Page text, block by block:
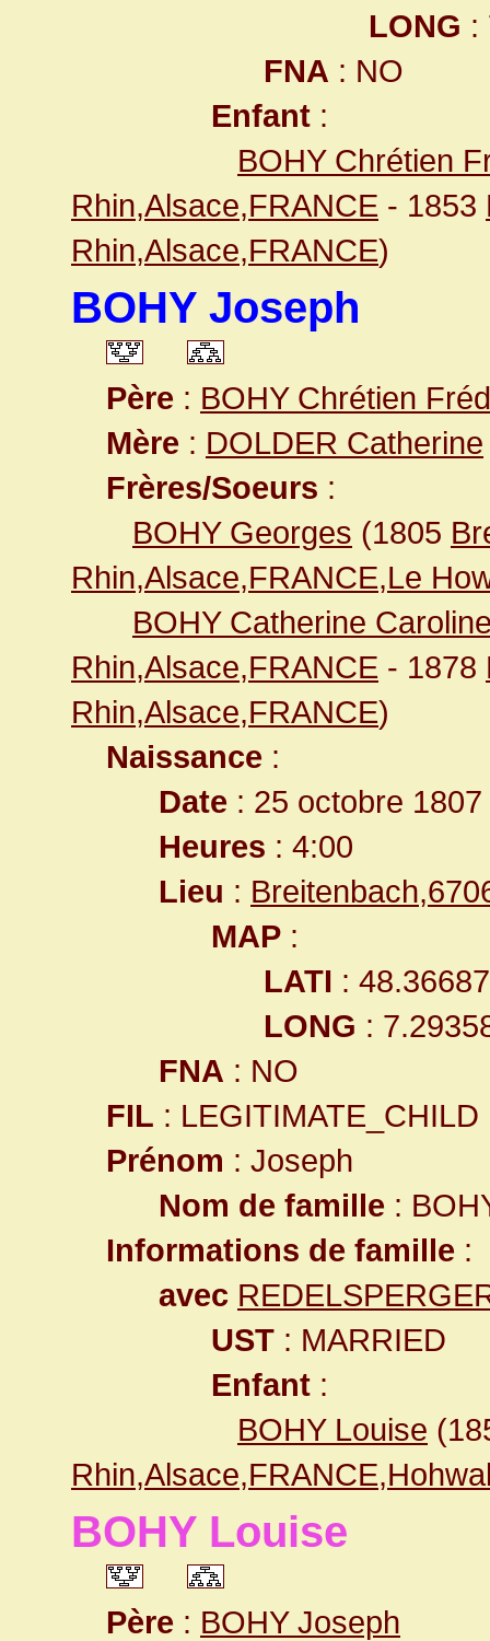
LONG :
FNA : NO
Enfant :
BOHY Chrétien
Rhin,Alsace,FRANCE - 1853
Rhin,Alsace,FRANCE)
BOHY Joseph
Père : BOHY Chrétien
Mère : DOLDER Catherine
Frères/Soeurs :
BOHY Georges (1805
Rhin,Alsace,FRANCE,Le
BOHY Catherine
Rhin,Alsace,FRANCE - 1878
Rhin,Alsace,FRANCE)
Naissance :
Date : 25 octobre 1807
Heures : 4:00
Lieu :
MAP :
LATI :
LONG :
FNA : NO
FIL : LEGITIMATE_CHILD
Prénom : Joseph
Nom de famille :
Informations de famille :
avec
UST : MARRIED
Enfant :
BOHY Louise
BOHY Louise
Père : BOHY Joseph